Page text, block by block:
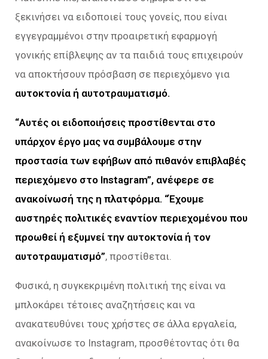
ξεκινήσει να ειδοποιεί τους γονείς, που είναι
εγγεγραμμένοι στην προαιρετική εφαρμογή
γονικής επίβλεψης αν τα παιδιά τους επιχειρούν
να αποκτήσουν πρόσβαση σε περιεχόμενο για
αυτοκτονία ή αυτοτραυματισμό.
“Αυτές οι ειδοποιήσεις προστίθενται στο
υπάρχον έργο μας να συμβάλουμε στην
προστασία των εφήβων από πιθανόν επιβλαβές
περιεχόμενο στο Instagram”, ανέφερε σε
ανακοίνωσή της η πλατφόρμα. “Έχουμε
αυστηρές πολιτικές εναντίον περιεχομένου που
προωθεί ή εξυμνεί την αυτοκτονία ή τον
αυτοτραυματισμό”, προστίθεται.
Φυσικά, η συγκεκριμένη πολιτική της είναι να
μπλοκάρει τέτοιες αναζητήσεις και να
ανακατευθύνει τους χρήστες σε άλλα εργαλεία,
ανακοίνωσε το Instagram, προσθέτοντας ότι θα